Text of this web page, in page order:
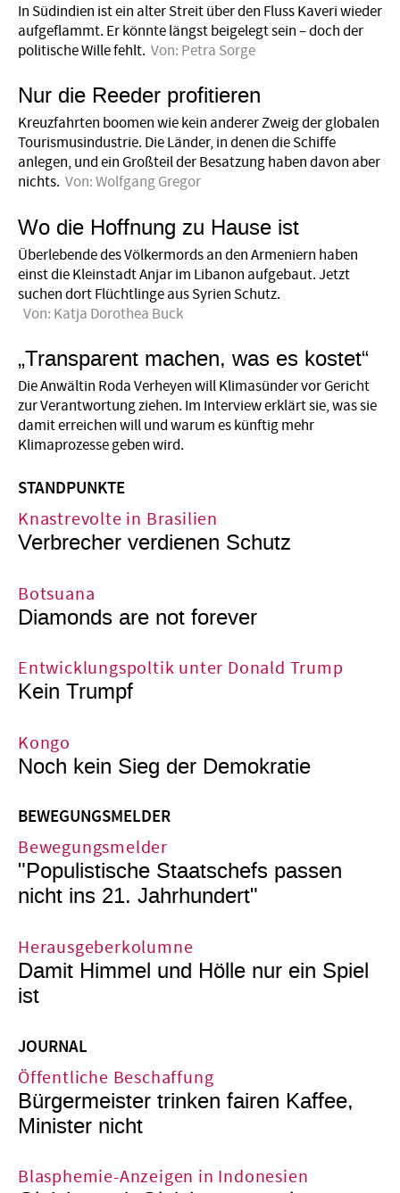
In Südindien ist ein alter Streit über den Fluss Kaveri wieder
aufgeflammt. Er könnte längst beigelegt sein – doch der
politische Wille fehlt. Von: Petra Sorge
Nur die Reeder profitieren
Kreuzfahrten boomen wie kein anderer Zweig der globalen
Tourismusindustrie. Die Länder, in denen die Schiffe
anlegen, und ein Großteil der Besatzung haben davon aber
nichts. Von:Wolfgang Gregor
Wo die Hoffnung zu Hause ist
Überlebende des Völkermords an den Armeniern haben
einst die Kleinstadt Anjar im Libanon aufgebaut. Jetzt
suchen dort Flüchtlinge aus Syrien Schutz.
Von: Katja Dorothea Buck
„Transparent machen, was es kostet“
Die Anwältin Roda Verheyen will Klimasünder vor Gericht
zur Verantwortung ziehen. Im Interview erklärt sie, was sie
damit erreichen will und warum es künftig mehr
Klimaprozesse geben wird.
STANDPUNKTE
Knastrevolte in Brasilien
Verbrecher verdienen Schutz
Botsuana
Diamonds are not forever
Entwicklungspoltik unter Donald Trump
Kein Trumpf
Kongo
Noch kein Sieg der Demokratie
BEWEGUNGSMELDER
Bewegungsmelder
"Populistische Staatschefs passen
nicht ins 21. Jahrhundert"
Herausgeberkolumne
Damit Himmel und Hölle nur ein Spiel
ist
JOURNAL
Öffentliche Beschaffung
Bürgermeister trinken fairen Kaffee,
Minister nicht
Blasphemie-Anzeigen in Indonesien